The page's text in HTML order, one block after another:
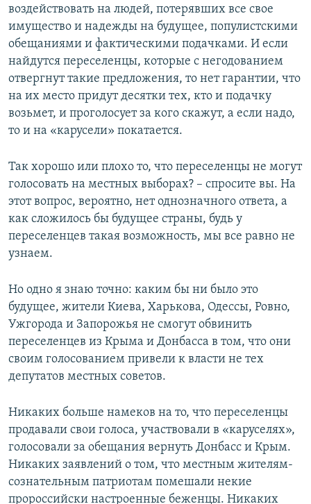
воздействовать на людей, потерявших все свое
имущество и надежды на будущее, популистскими
обещаниями и фактическими подачками. И если
найдутся переселенцы, которые с негодованием
отвергнут такие предложения, то нет гарантии, что
на их место придут десятки тех, кто и подачку
возьмет, и проголосует за кого скажут, а если надо,
то и на «карусели» покатается.
Так хорошо или плохо то, что переселенцы не могут
голосовать на местных выборах? – спросите вы. На
этот вопрос, вероятно, нет однозначного ответа, а
как сложилось бы будущее страны, будь у
переселенцев такая возможность, мы все равно не
узнаем.
Но одно я знаю точно: каким бы ни было это
будущее, жители Киева, Харькова, Одессы, Ровно,
Ужгорода и Запорожья не смогут обвинить
переселенцев из Крыма и Донбасса в том, что они
своим голосованием привели к власти не тех
депутатов местных советов.
Никаких больше намеков на то, что переселенцы
продавали свои голоса, участвовали в «каруселях»,
голосовали за обещания вернуть Донбасс и Крым.
Никаких заявлений о том, что местным жителям-
сознательным патриотам помешали некие
пророссийски настроенные беженцы. Никаких